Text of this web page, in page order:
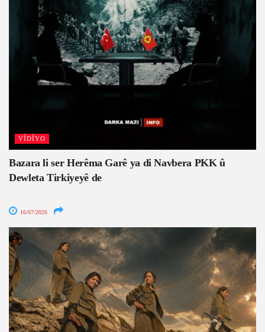
VÎDÎYO
Bazara li ser Herêma Garê ya di Navbera PKK û
Dewleta Tirkiyeyê de
16/07/2026